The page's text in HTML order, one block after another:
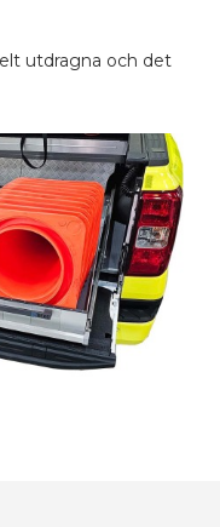
utdragna och det